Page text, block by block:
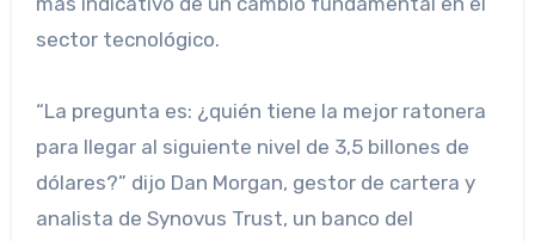
sector tecnológico.
“La pregunta es: ¿quién tiene la mejor ratonera
para llegar al siguiente nivel de 3,5 billones de
dólares?” dijo Dan Morgan, gestor de cartera y
analista de Synovus Trust, un banco del